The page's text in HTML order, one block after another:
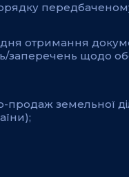
отримання
заперечень щодо
земельної